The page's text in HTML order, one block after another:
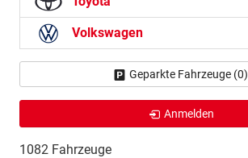
Volkswagen
Geparkte Fahrzeuge (0)
Anmelden
1082 Fahrzeuge